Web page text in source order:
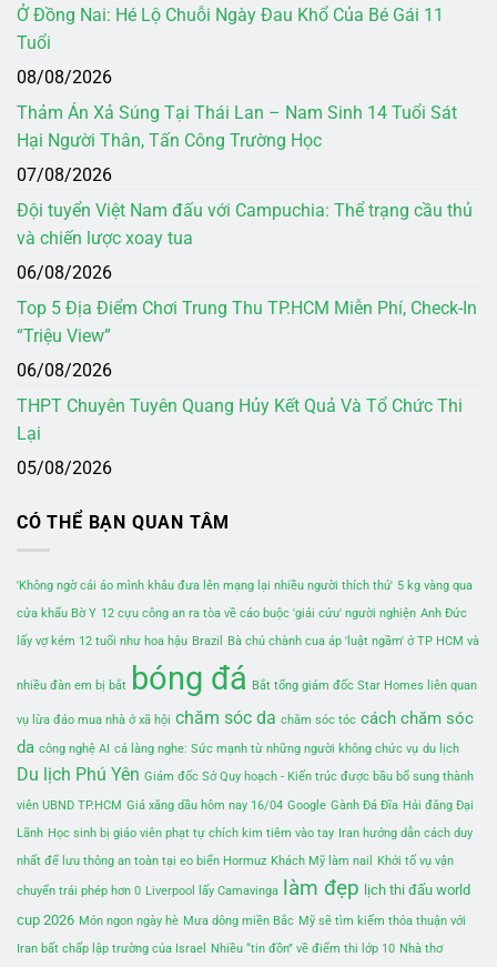
Ở Đồng Nai: Hé Lộ Chuỗi Ngày Đau Khổ Của Bé Gái 11
Tuổi
08/08/2026
Thảm Án Xả Súng Tại Thái Lan – Nam Sinh 14 Tuổi Sát
Hại Người Thân, Tấn Công Trường Học
07/08/2026
Đội tuyển Việt Nam đấu với Campuchia: Thể trạng cầu thủ
và chiến lược xoay tua
06/08/2026
Top 5 Địa Điểm Chơi Trung Thu TP.HCM Miễn Phí, Check-In
“Triệu View”
06/08/2026
THPT Chuyên Tuyên Quang Hủy Kết Quả Và Tổ Chức Thi
Lại
05/08/2026
CÓ THỂ BẠN QUAN TÂM
'Không ngờ cái áo mình khâu đưa lên mạng lại nhiều người thích thú' 5 kg vàng qua
cửa khẩu Bờ Y 12 cựu công an ra tòa về cáo buộc 'giải cứu' người nghiện Anh Đức
lấy vợ kém 12 tuổi như hoa hậu Brazil Bà chủ chành cua áp 'luật ngầm' ở TP HCM và
nhiều đàn em bị bắt bóng đá Bắt tổng giám đốc Star Homes liên quan
vụ lừa đảo mua nhà ở xã hội chăm sóc da chăm sóc tóc cách chăm sóc
da công nghệ AI cả làng nghe: Sức mạnh từ những người không chức vụ du lịch
Du lịch Phú Yên Giám đốc Sở Quy hoạch - Kiến trúc được bầu bổ sung thành
viên UBND TP.HCM Giá xăng dầu hôm nay 16/04 Google Gành Đá Đĩa Hải đăng Đại
Lãnh Học sinh bị giáo viên phạt tự chích kim tiêm vào tay Iran hướng dẫn cách duy
nhất để lưu thông an toàn tại eo biển Hormuz Khách Mỹ làm nail Khởi tố vụ vận
chuyển trái phép hơn 0 Liverpool lấy Camavinga làm đẹp lịch thi đấu world
cup 2026 Món ngon ngày hè Mưa dông miền Bắc Mỹ sẽ tìm kiếm thỏa thuận với
Iran bất chấp lập trường của Israel
Nhiều “tin đồn” về điểm thi lớp 10 Nhà thơ